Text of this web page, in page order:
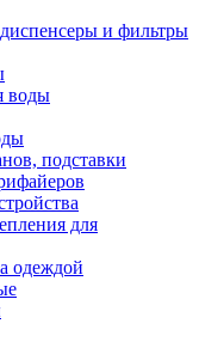
и фильтры
воды
подставки
для
одеждой